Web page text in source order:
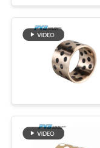
BIZIMLE
İLETIŞIM
DAVALAR
PTFE